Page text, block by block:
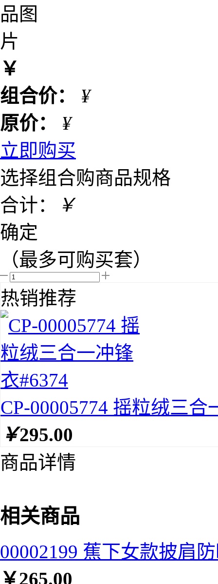
￥
组合价： ¥
原价： ¥
立即购买
选择组合购商品规格
合计：
￥
确定
（最多可购买套）
热销推荐
CP-00005774 摇粒绒三合
￥295.00
商品详情
相关商品
00002199 蕉下女款披肩
￥265.00